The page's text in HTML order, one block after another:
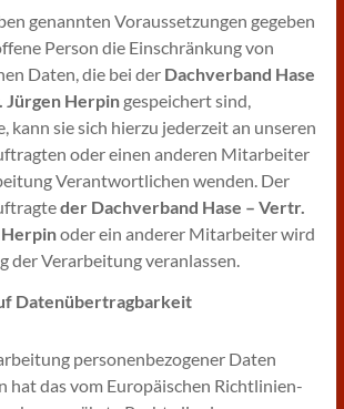
genannten Voraussetzungen gegeben
Person die Einschränkung von
Daten, die bei der Dachverband Hase
Jürgen Herpingespeichert sind,
kann sie sich hierzu jederzeit an unseren
oder einen anderen Mitarbeiter
Verantwortlichen wenden. Der
der Dachverband Hase – Vertr.
oder ein anderer Mitarbeiter wird
der Verarbeitung veranlassen.
Datenübertragbarkeit
personenbezogener Daten
hat das vom Europäischen Richtlinien-